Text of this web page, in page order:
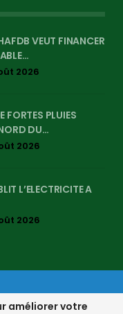
VEUT FINANCER
2026
FORTES PLUIES
DU…
2026
L’ELECTRICITE A
2026
Traitée | EPM. Tous Droits
améliorer votre